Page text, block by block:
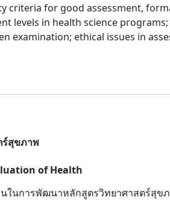
criteria for good assessment,
levels in health science
examination; ethical issues in
สุขภาพ
of Health
นการพัฒนาหลักสูตรวิทยาศาสตร์สุข